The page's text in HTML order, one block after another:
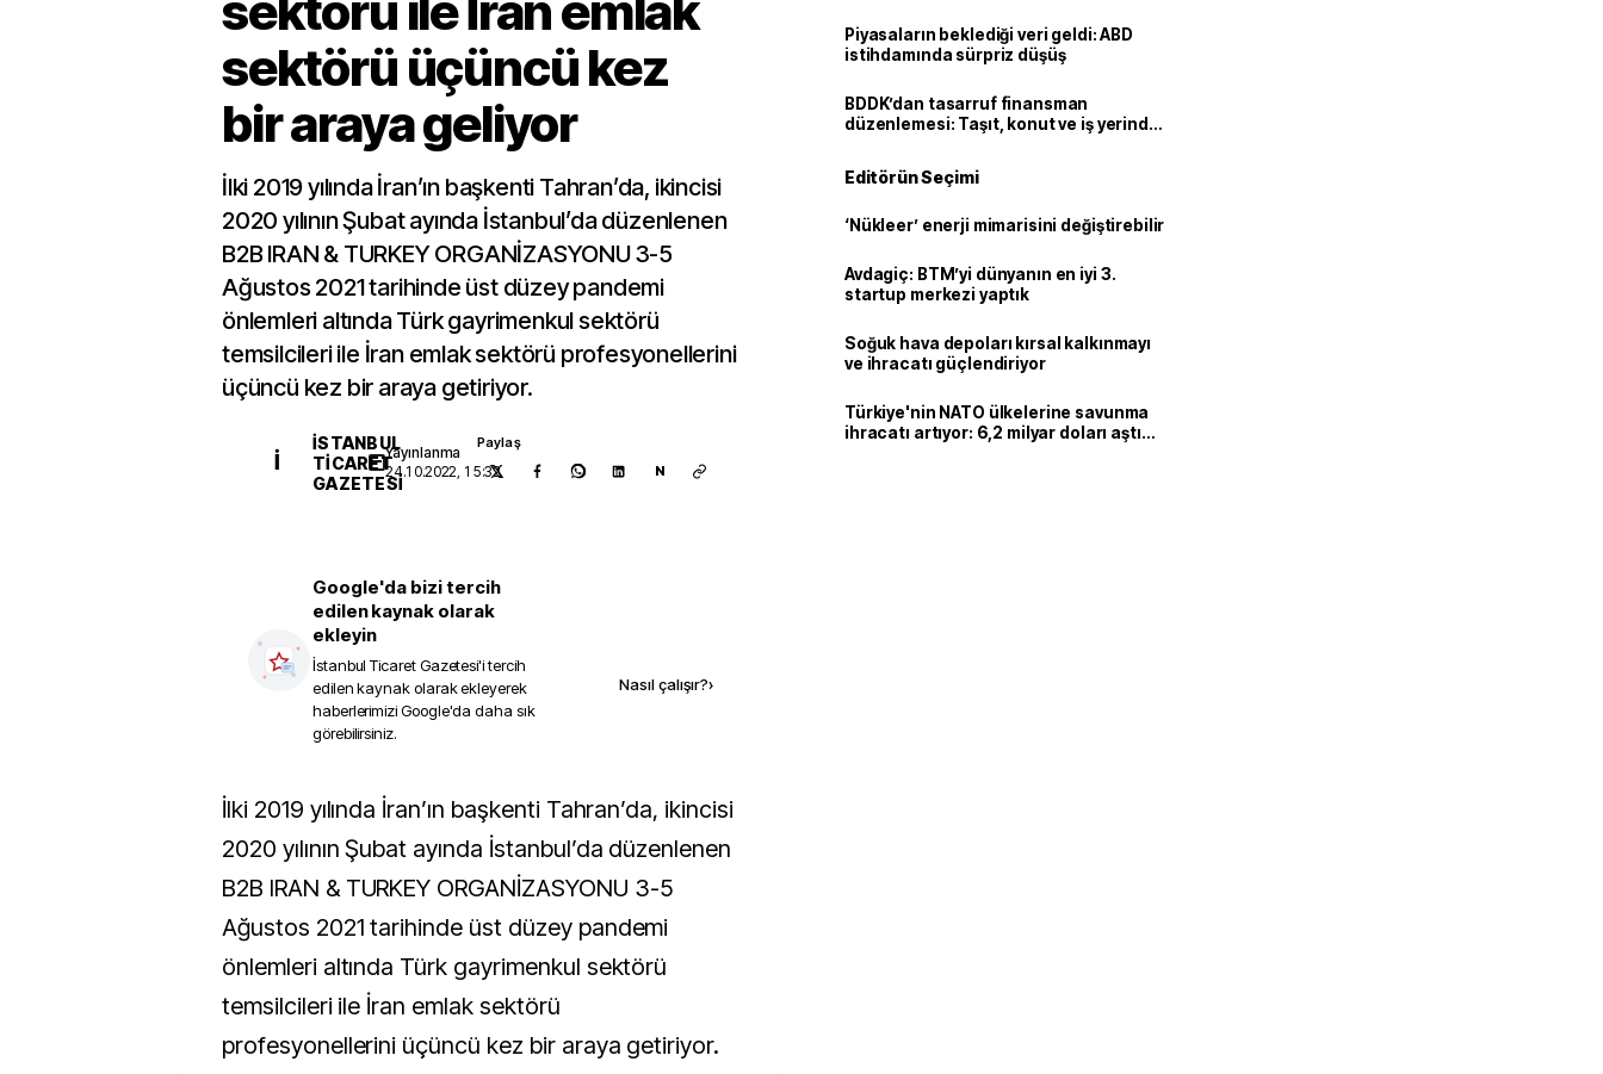
sektörü üçüncü kez
bir araya geliyor
İlki 2019 yılında İran’ın başkenti Tahran’da, ikincisi
2020 yılının Şubat ayında İstanbul’da düzenlenen
B2B IRAN & TURKEY ORGANİZASYONU 3-5
Ağustos 2021 tarihinde üst düzey pandemi
önlemleri altında Türk gayrimenkul sektörü
temsilcileri ile İran emlak sektörü profesyonellerini
üçüncü kez bir araya getiriyor.
İ
İSTANBUL
TICARET
GAZETESI
Yayınlanma
24.10.2022, 15:32
Paylaş
N
Google'da bizi tercih
edilen kaynak olarak
ekleyin
İstanbul Ticaret Gazetesi'i tercih
edilen kaynak olarak ekleyerek
haberlerimizi Google'da daha sık
görebilirsiniz.
Nasıl çalışır?›
İlki 2019 yılında İran’ın başkenti Tahran’da, ikincisi
2020 yılının Şubat ayında İstanbul’da düzenlenen
B2B IRAN & TURKEY ORGANİZASYONU 3-5
Ağustos 2021 tarihinde üst düzey pandemi
önlemleri altında Türk gayrimenkul sektörü
temsilcileri ile İran emlak sektörü
profesyonellerini üçüncü kez bir araya getiriyor.
Piyasaların beklediği veri geldi: ABD
istihdamında sürpriz düşüş
BDDK’dan tasarruf finansman
düzenlemesi: Taşıt, konut ve iş yerinde
Editörün Seçimi
‘Nükleer’ enerji mimarisini değiştirebilir
Avdagiç: BTM’yi dünyanın en iyi 3.
startup merkezi yaptık
Soğuk hava depoları kırsal kalkınmayı
ve ihracatı güçlendiriyor
Türkiye'nin NATO ülkelerine savunma
ihracatı artıyor: 6,2 milyar doları aştı